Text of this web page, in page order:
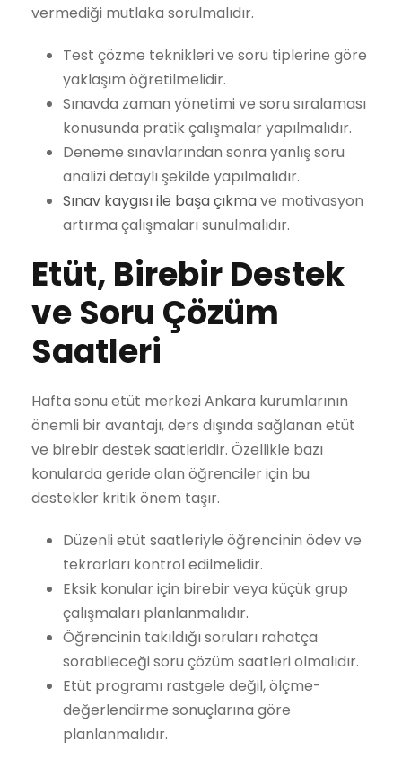
vermediği mutlaka sorulmalıdır.
Test çözme teknikleri ve soru tiplerine göre
yaklaşım öğretilmelidir.
Sınavda zaman yönetimi ve soru sıralaması
konusunda pratik çalışmalar yapılmalıdır.
Deneme sınavlarından sonra yanlış soru
analizi detaylı şekilde yapılmalıdır.
Sınav kaygısı ile başa çıkmave motivasyon
artırma çalışmaları sunulmalıdır.
Etüt, Birebir Destek
ve Soru Çözüm
Saatleri
Hafta sonu etüt merkezi Ankara kurumlarının
önemli bir avantajı, ders dışında sağlanan etüt
ve birebir destek saatleridir. Özellikle bazı
konularda geride olan öğrenciler için bu
destekler kritik önem taşır.
Düzenli etüt saatleriyle öğrencinin ödev ve
tekrarları kontrol edilmelidir.
Eksik konular için birebir veya küçük grup
çalışmaları planlanmalıdır.
Öğrencinin takıldığı soruları rahatça
sorabileceği soru çözüm saatleri olmalıdır.
Etüt programı rastgele değil, ölçme-
değerlendirme sonuçlarına göre
planlanmalıdır.